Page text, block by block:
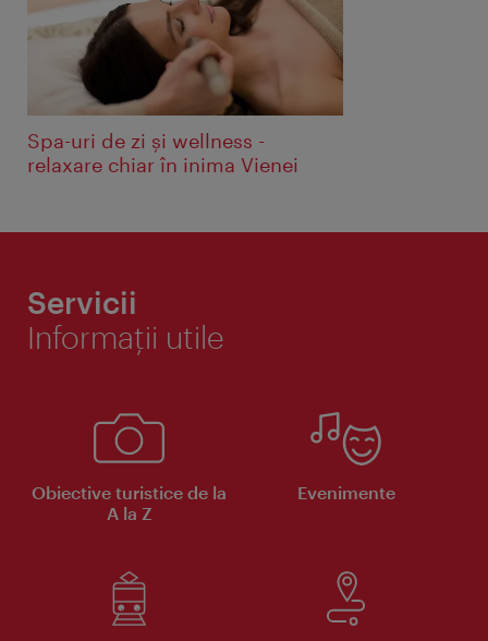
Spa-uri de zi și wellness -
relaxare chiar în inima Vienei
Servicii
Informaţii utile
Obiective turistice de la
A la Z
Evenimente